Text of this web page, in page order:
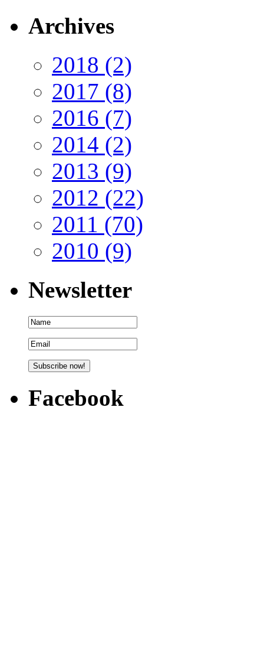
Archives
2018 (2)
2017 (8)
2016 (7)
2014 (2)
2013 (9)
2012 (22)
2011 (70)
2010 (9)
Newsletter
Facebook